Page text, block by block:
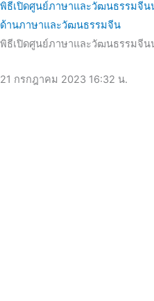
พิธีเปิดศูนย์ภาษาและวัฒนธรรมจีน
ด้านภาษาและวัฒนธรรมจีน
พิธีเปิดศูนย์ภาษาและวัฒนธรรมจีน
21 กรกฎาคม 2023 16:32 น.